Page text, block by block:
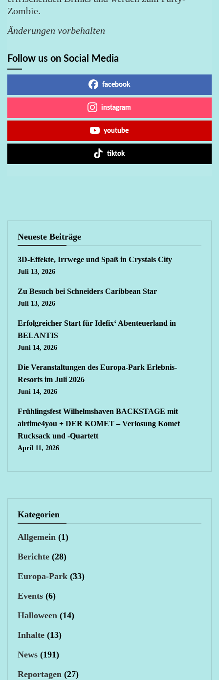
Zombie.
Änderungen vorbehalten
Follow us on Social Media
facebook
instagram
youtube
tiktok
Neueste Beiträge
3D-Effekte, Irrwege und Spaß in Crystals City
Juli 13, 2026
Zu Besuch bei Schneiders Caribbean Star
Juli 13, 2026
Erfolgreicher Start für Idefix‘ Abenteuerland in
BELANTIS
Juni 14, 2026
Die Veranstaltungen des Europa-Park Erlebnis-
Resorts im Juli 2026
Juni 14, 2026
Frühlingsfest Wilhelmshaven BACKSTAGE mit
airtime4you + DER KOMET – Verlosung Komet
Rucksack und -Quartett
April 11, 2026
Kategorien
Allgemein (1)
Berichte (28)
Europa-Park (33)
Events (6)
Halloween (14)
Inhalte (13)
News (191)
Reportagen (27)